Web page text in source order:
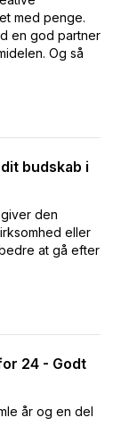
med penge.
en god partner
Og så
budskab i
den
eller
at gå efter
24 - Godt
år og en del